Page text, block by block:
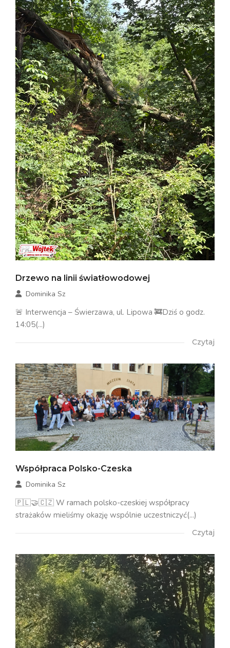
Drzewo na linii światłowodowej
Dominika Sz
🚨 Interwencja – Świerzawa, ul. Lipowa 🚒Dziś o godz.
14:05(...)
Czytaj
Współpraca Polsko-Czeska
Dominika Sz
🇵🇱🤝🇨🇿 W ramach polsko-czeskiej współpracy
strażaków mieliśmy okazję wspólnie uczestniczyć(...)
Czytaj